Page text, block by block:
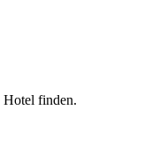
Hotel finden.